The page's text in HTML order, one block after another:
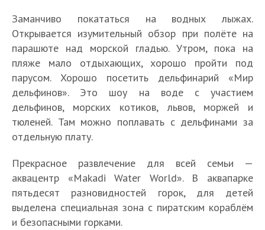
Заманчиво покататься на водных лыжах.
Открывается изумительный обзор при полёте на
парашюте над морской гладью. Утром, пока на
пляже мало отдыхающих, хорошо пройти под
парусом. Хорошо посетить дельфинарий «Мир
дельфинов». Это шоу на воде с участием
дельфинов, морских котиков, львов, моржей и
тюленей. Там можно поплавать с дельфинами за
отдельную плату.
Прекрасное развлечение для всей семьи —
аквацентр «Makadi Water World». В аквапарке
пятьдесят разновидностей горок, для детей
выделена специальная зона с пиратским кораблём
и безопасными горками.